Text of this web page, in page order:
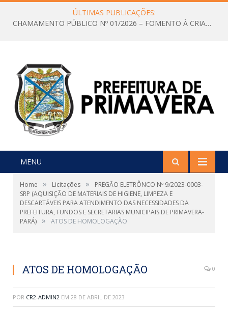
ÚLTIMAS PUBLICAÇÕES:
CHAMAMENTO PÚBLICO Nº 01/2026 – FOMENTO À CRIAÇÃO E A CIRCULAÇÃO DE PRODUÇÕES CULTURAIS – Aldir Blanc
MENU
Home » Licitações »
PREGÃO ELETRÔNCO Nº 9/2023-0003-
SRP (AQUISIÇÃO DE MATERIAIS DE HIGIENE, LIMPEZA E
DESCARTÁVEIS PARA ATENDIMENTO DAS NECESSIDADES DA
PREFEITURA, FUNDOS E SECRETARIAS MUNICIPAIS DE PRIMAVERA-
PARÁ) » ATOS DE HOMOLOGAÇÃO
ATOS DE HOMOLOGAÇÃO 0
POR CR2-ADMIN2 EM 28 DE ABRIL DE 2023